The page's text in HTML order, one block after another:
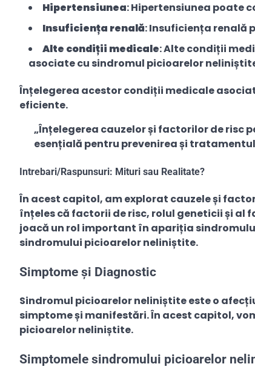
Hipertensiunea: Hipertensiunea poate
Insuficiența renală: Insuficiența renală
Alte condiții medicale: Alte condiții
asociate cu sindromul picioarelor
Înțelegerea acestor condiții medicale
eficiente.
„Înțelegerea cauzelor și factorilor de
esențială pentru prevenirea și
Intrebari/Raspunsuri: Mituri sau Realitate?
În acest capitol, am explorat cauzele și
înțeles că factorii de risc, rolul geneticii și al
joacă un rol important în apariția
sindromului picioarelor neliniștite.
Simptome și Diagnostic
Sindromul picioarelor neliniștite este o
simptome și manifestări. În acest capitol,
picioarelor neliniștite.
Simptomele sindromului picioarelor